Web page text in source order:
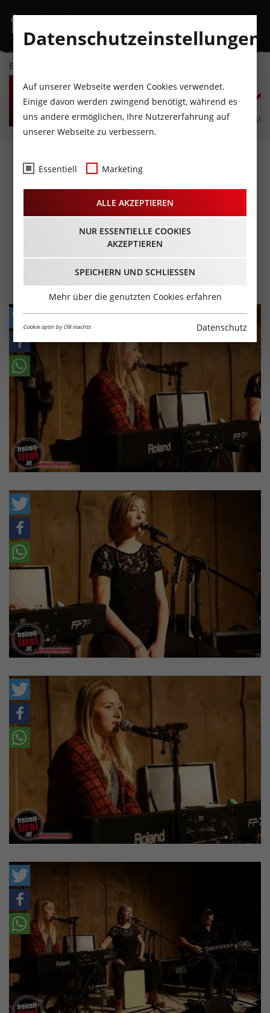
EVENTKALENDER
SO
9
AUGUST
MO
10
AUGUST
DI
11
AUGUST
MI
12
AUGUST
DO
13
AUGUST
Fotos- Ziller unplugged
live@Telfs
15.11.2014
Datenschutzeinstellungen
Auf unserer Webseite werden Cookies verwendet.
Einige davon werden zwingend benötigt, während es
uns andere ermöglichen, Ihre Nutzererfahrung auf
unserer Webseite zu verbessern.
Essentiell Marketing
ALLE AKZEPTIEREN
NUR ESSENTIELLE COOKIES
AKZEPTIEREN
SPEICHERN UND SCHLIESSEN
Mehr über die genutzten Cookies erfahren
Cookie optin by Olli machts Datenschutz